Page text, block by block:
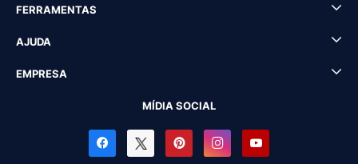
FERRAMENTAS
AJUDA
EMPRESA
MÍDIA SOCIAL